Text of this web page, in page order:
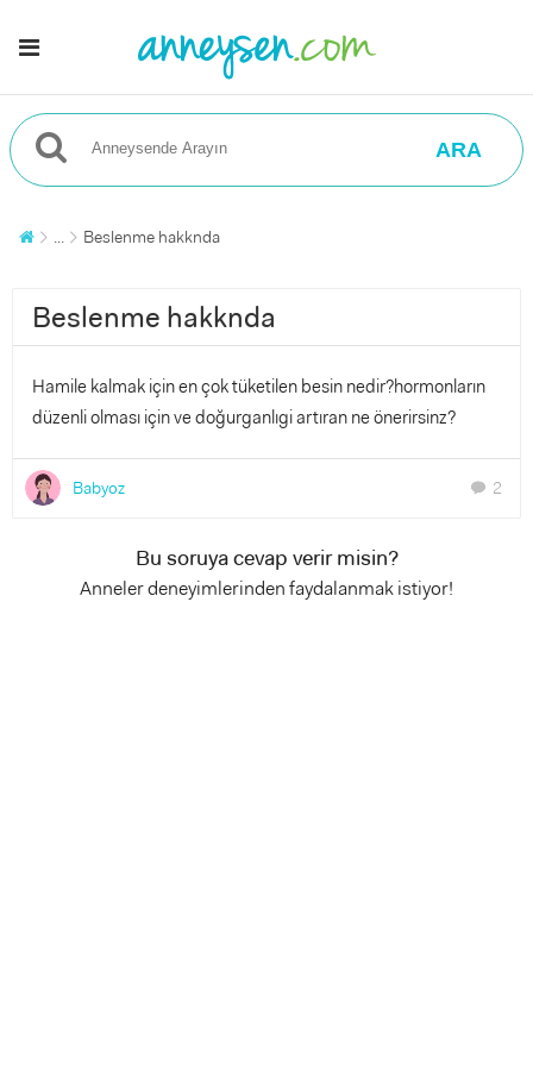
ARA
... Beslenme hakknda
Beslenme hakknda
Hamile kalmak için en çok tüketilen besin nedir?hormonların
düzenli olması için ve doğurganlıgi artıran ne önerirsinz?
Babyoz chat 2
Bu soruya cevap verir misin?
Anneler deneyimlerinden faydalanmak istiyor!